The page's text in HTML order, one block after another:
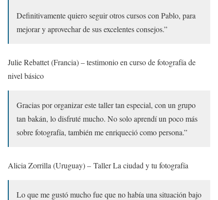
Definitivamente quiero seguir otros cursos con Pablo, para
mejorar y aprovechar de sus excelentes consejos.”
Julie Rebattet (Francia) – testimonio en curso de fotografía de
nivel básico
Gracias por organizar este taller tan especial, con un grupo
tan bakán, lo disfruté mucho. No solo aprendí un poco más
sobre fotografía, también me enriqueció como persona.”
Alicia Zorrilla (Uruguay) – Taller La ciudad y tu fotografía
Lo que me gustó mucho fue que no había una situación bajo